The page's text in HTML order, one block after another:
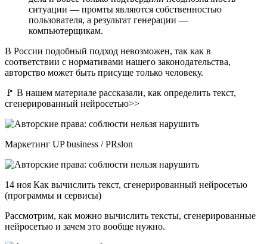
ситуации — промты являются собственностью
пользователя, а результат генерации —
компьютерщикам.
В России подобный подход невозможен, так как в
соответствии с нормативами нашего законодательства,
авторство может быть присуще только человеку.
🚩 В нашем материале рассказали, как определить текст,
сгенерированный нейросетью>>
Маркетинг UP business / PRslon
14 ноя Как вычислить текст, сгенерированный нейросетью
(программы и сервисы)
Рассмотрим, как можно вычислить тексты, сгенерированные
нейросетью и зачем это вообще нужно.